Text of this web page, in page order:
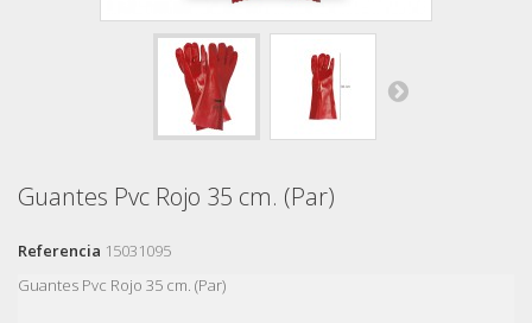
Guantes Pvc Rojo 35 cm. (Par)
Referencia 15031095
Guantes Pvc Rojo 35 cm. (Par)